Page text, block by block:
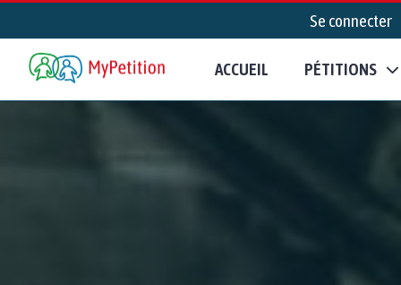
Se connecter
ACCUEIL PÉTITIONS